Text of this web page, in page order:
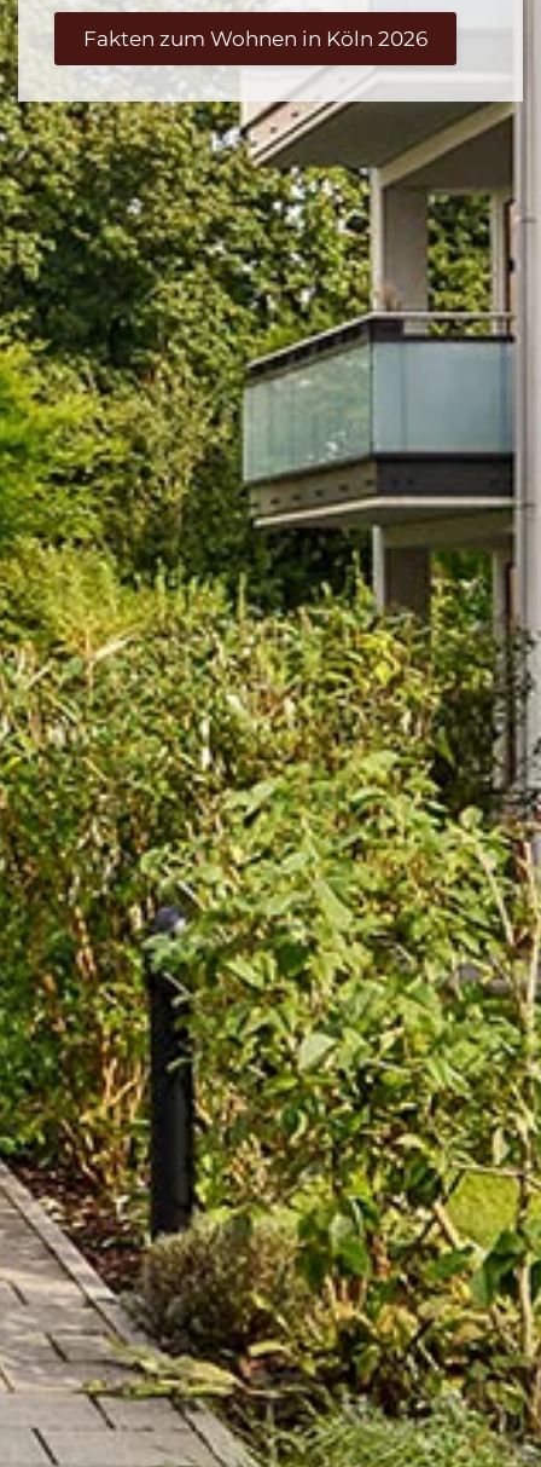
Fakten zum Wohnen in Köln 2026